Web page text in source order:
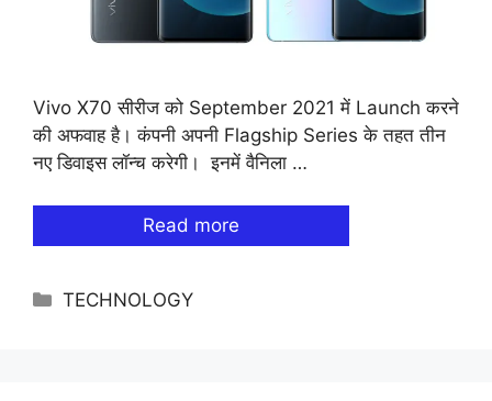
Vivo X70 सीरीज को September 2021 में Launch करने
की अफवाह है। कंपनी अपनी Flagship Series के तहत तीन
नए डिवाइस लॉन्च करेगी। इनमें वैनिला …
Read more
Categories
TECHNOLOGY